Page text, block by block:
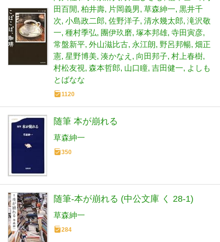
田百閒 柏井壽 片岡義男 草森紳一 黒井千
次 小島政二郎 佐野洋子 清水幾太郎 滝沢敬
一 種村季弘 團伊玖磨 塚本邦雄 寺田寅彦
常盤新平 外山滋比古 永江朗 野呂邦暢 畑正
憲 星野博美 湊かなえ 向田邦子 村上春樹
村松友視 森本哲郎 山口瞳 吉田健一
よしも
とばなな
1120
随筆 本が崩れる
草森紳一
350
随筆-本が崩れる (中公文庫 く 28-1)
草森紳一
284